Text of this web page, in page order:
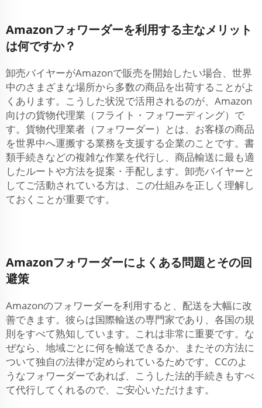
Amazonフォワーダーを利用する主なメリット
は何ですか？
卸売バイヤーがAmazonで販売を開始したい場合、世界
中のさまざまな場所から多数の商品を出荷することがよ
くあります。こうした状況で活用されるのが、Amazon
向けの貨物代理業（フライト・フォワーディング）で
す。貨物代理業者（フォワーダー）とは、お客様の商品
を世界中へ運搬する業務を支援する企業のことです。書
類手続きなどの複雑な作業を代行し、商品輸送に最も適
したルートや方法を提案・手配します。卸売バイヤーと
してご活動されている方は、この仕組みを正しく理解し
ておくことが重要です。
Amazonフォワーダーによくある問題とその回
避策
Amazonのフォワーダーを利用すると、配送を大幅に改
善できます。彼らは国際輸送の専門家であり、各国の規
則をすべて熟知しています。これは非常に重要です。な
ぜなら、地域ごとに何を輸送できるか、またその方法に
ついて独自の法律が定められているためです。CCのよ
うなフォワーダーであれば、こうした法的手続きもすべ
て代行してくれるので、ご安心いただけます。